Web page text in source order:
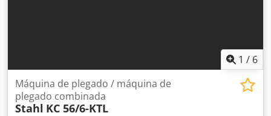
1 / 6
Máquina de plegado / máquina de
plegado combinada
Stahl KC 56/6-KTL